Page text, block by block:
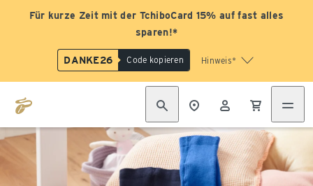
Für kurze Zeit mit der TchiboCard 15% auf fast alles
sparen!*
DANKE26 Code kopieren Hinweis*